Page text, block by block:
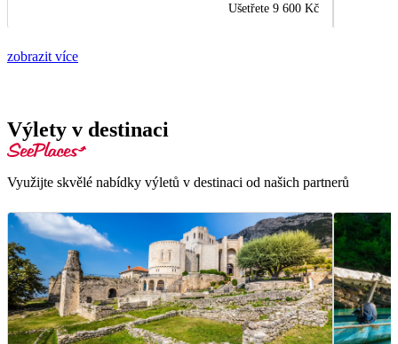
Ušetřete 9 600 Kč
zobrazit více
Výlety v destinaci
Využijte skvělé nabídky výletů v destinaci od našich partnerů